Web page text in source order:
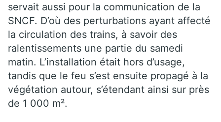
servait aussi pour la communication de la
SNCF. D’où des perturbations ayant affecté
la circulation des trains, à savoir des
ralentissements une partie du samedi
matin. L’installation était hors d’usage,
tandis que le feu s’est ensuite propagé à la
végétation autour, s’étendant ainsi sur près
de 1 000 m².